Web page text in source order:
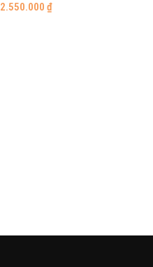
2.550.000 ₫